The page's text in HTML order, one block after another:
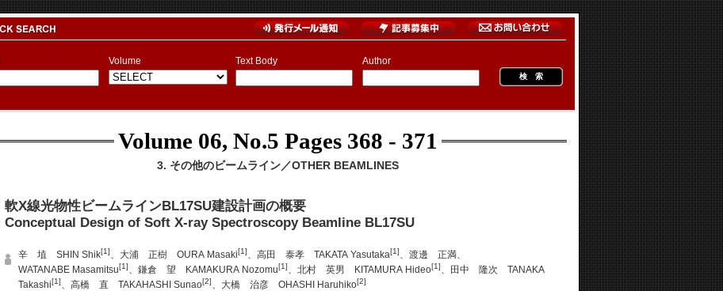
Volume Text Body Author
Volume 06, No.5 Pages 368 - 371
3. その他のビームライン／OTHER BEAMLINES
軟X線光物性ビームラインBL17SU建設計画の概要
Conceptual Design of Soft X-ray Spectroscopy Beamline BL17SU
辛 埴 SHIN Shik[1]、大浦 正樹 OURA Masaki[1]、高田 泰孝 TAKATA Yasutaka[1]、渡邊 正満、
WATANABE Masamitsu[1]、鎌倉 望 KAMAKURA Nozomu[1]、北村 英男 KITAMURA Hideo[1]、田中 隆次 TANAKA
Takashi[1]、高橋 直 TAKAHASHI Sunao[2]、大橋 治彦 OHASHI Haruhiko[2]